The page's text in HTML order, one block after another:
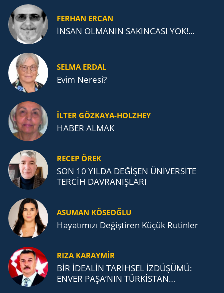
FERHAN ERCAN
İNSAN OLMANIN SAKINCASI YOK!...
SELMA ERDAL
Evim Neresi?
İLTER GÖZKAYA-HOLZHEY
HABER ALMAK
RECEP ÖREK
SON 10 YILDA DEĞİŞEN ÜNİVERSİTE
TERCİH DAVRANIŞLARI
ASUMAN KÖSEOĞLU
Ha­ya­tı­mı­zı De­ğiş­ti­ren Küçük Ru­tin­ler
RIZA KARAYMIR
BİR İDEALİN TARİHSEL İZDÜŞÜMÜ:
ENVER PAŞA’NIN TÜRKİSTAN